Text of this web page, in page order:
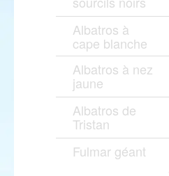
Albatros à
cape blanche
Albatros à nez
jaune
Albatros de
Tristan
Fulmar géant